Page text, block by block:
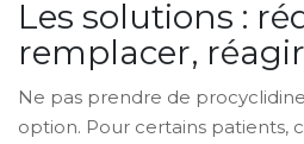
Les solutions :
remplacer, réagir
Ne pas prendre de
option. Pour certains patients,